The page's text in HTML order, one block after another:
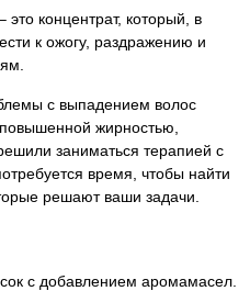
концентрат, который, в
к ожогу, раздражению и
с выпадением волос
жирностью,
заниматься терапией с
время, чтобы найти
решают ваши задачи.
с добавлением аромамасел.